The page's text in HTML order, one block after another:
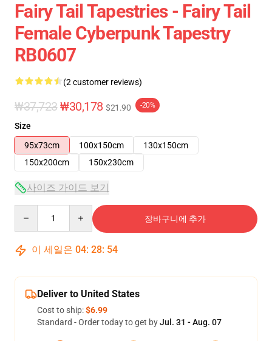
Fairy Tail Tapestries - Fairy Tail
Female Cyberpunk Tapestry
RB0607
(2 customer reviews)
₩37,723 ₩30,178 $21.90 -20%
Size
95x73cm
100x150cm
130x150cm
150x200cm
150x230cm
사이즈 가이드 보기
장바구니에 추가
이 세일은 04: 28: 54
Deliver to United States
Cost to ship:$6.99
Standard - Order today to get byJul. 31 - Aug. 07